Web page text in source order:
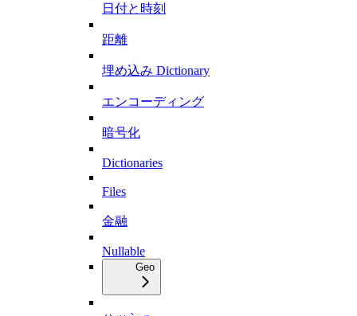
日付と時刻
距離
埋め込み Dictionary
エンコーディング
暗号化
Dictionaries
Files
金融
Nullable
Geo